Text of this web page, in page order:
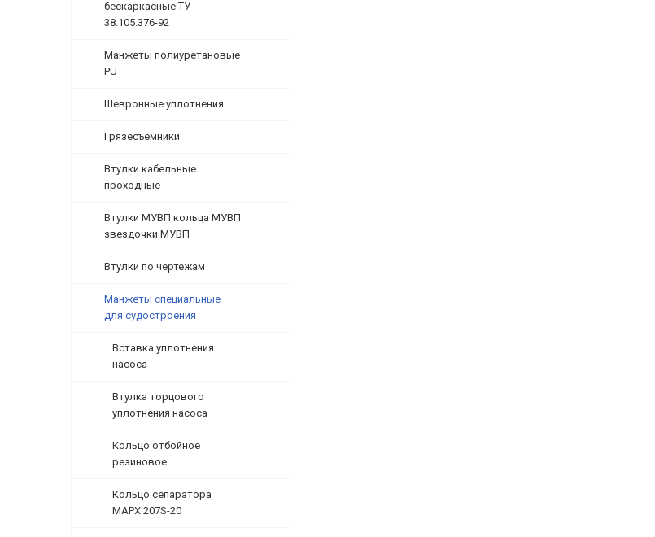
бескаркасные ТУ
38.105.376-92
Манжеты полиуретановые
PU
Шевронные уплотнения
Грязесъемники
Втулки кабельные
проходные
Втулки МУВП кольца МУВП
звездочки МУВП
Втулки по чертежам
Манжеты специальные
для судостроения
Вставка уплотнения
насоса
Втулка торцового
уплотнения насоса
Кольцо отбойное
резиновое
Кольцо сепаратора
МАРХ 207S-20